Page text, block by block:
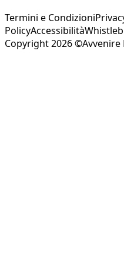
Termini e Condizioni
PolicyAccessibilità
Copyright 2026 ©Avvenire